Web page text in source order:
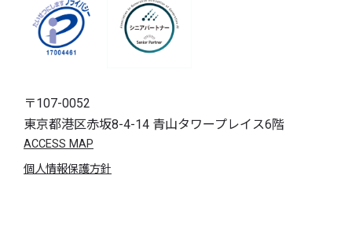
〒107-0052
東京都港区赤坂8-4-14 青山タワープレイス6階
ACCESS MAP
個人情報保護方針